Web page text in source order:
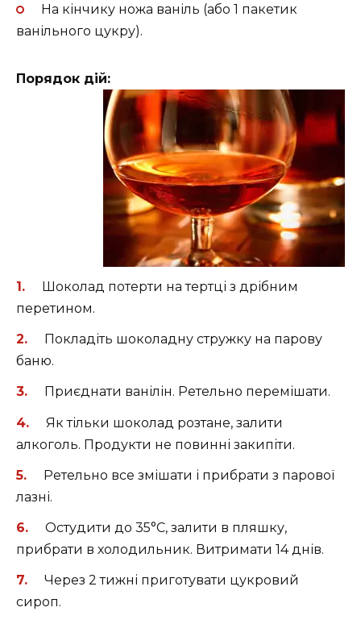
На кінчику ножа ваніль (або 1 пакетик
ванільного цукру).
Порядок дій:
Шоколад потерти на тертці з дрібним
перетином.
Покладіть шоколадну стружку на парову
баню.
Приєднати ванілін. Ретельно перемішати.
Як тільки шоколад розтане, залити
алкоголь. Продукти не повинні закипіти.
Ретельно все змішати і прибрати з парової
лазні.
Остудити до 35°C, залити в пляшку,
прибрати в холодильник. Витримати 14 днів.
Через 2 тижні приготувати цукровий
сироп.